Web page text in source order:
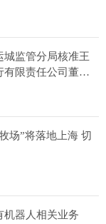
城监管分局核准王
有限责任公司董
场”将落地上海 切
机器人相关业务